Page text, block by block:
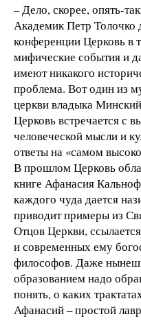
– Дело, скорее, опять-
Академик Петр Толочко
конференции Церковь в
мифические события и
имеют никакого
проблема. Вот один из
церкви владыка
Церковь встречается с
человеческой мысли и
ответы на «самом
В прошлом Церковь
книге Афанасия
каждого чуда дается
приводит примеры из
Отцов Церкви,
и современных ему
философов. Даже
образованием надо
понять, о каких
Афанасий – простой